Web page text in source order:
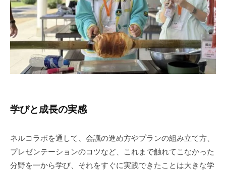
学びと成長の実感
ネルコラボを通して、会議の進め方やプランの組み立て方、
プレゼンテーションのコツなど、これまで触れてこなかった
分野を一から学び、それをすぐに実践できたことは大きな学